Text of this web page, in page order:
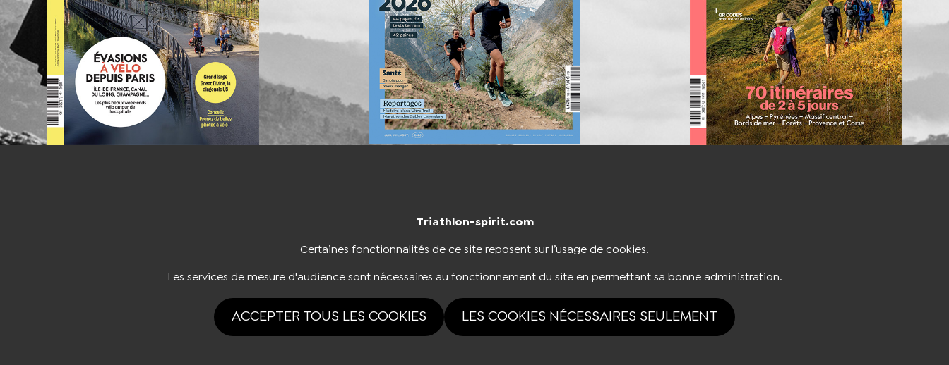
Triathlon-spirit.com
Certaines fonctionnalités de ce site reposent sur l’usage de cookies.
Les services de mesure d'audience sont nécessaires au fonctionnement du site en permettant sa bonne administration.
ACCEPTER TOUS LES COOKIES LES COOKIES NÉCESSAIRES SEULEMENT
BOUTIQUE